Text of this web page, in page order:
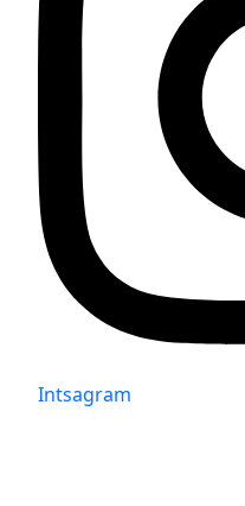
Intsagram